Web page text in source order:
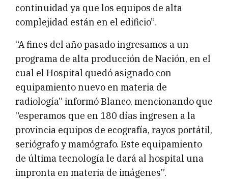
continuidad ya que los equipos de alta
complejidad están en el edificio”.
“A fines del año pasado ingresamos a un
programa de alta producción de Nación, en el
cual el Hospital quedó asignado con
equipamiento nuevo en materia de
radiología” informó Blanco, mencionando que
“esperamos que en 180 días ingresen a la
provincia equipos de ecografía, rayos portátil,
seriógrafo y mamógrafo. Este equipamiento
de última tecnología le dará al hospital una
impronta en materia de imágenes”.